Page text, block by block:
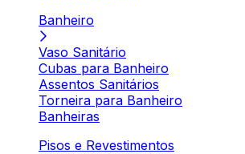
Banheiro
Vaso Sanitário
Cubas para Banheiro
Assentos Sanitários
Torneira para Banheiro
Banheiras
Pisos e Revestimentos